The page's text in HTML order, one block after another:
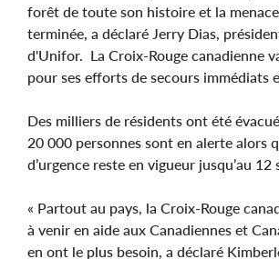
forêt de toute son histoire et la
terminée, a déclaré Jerry Dias,
d'Unifor. La Croix-Rouge canadienne
pour ses efforts de secours immédiats
Des milliers de résidents ont été
20 000 personnes sont en alerte alors
d’urgence reste en vigueur jusqu’au 12
« Partout au pays, la Croix-Rouge
à venir en aide aux Canadiennes et
en ont le plus besoin, a déclaré